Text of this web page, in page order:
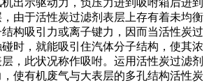
，由于活性炭过滤剂表层上存有着未均衡
构吸引力或离子键力，因而当活性炭过
时，就能吸引住汽体分子结构，使其浓
，此状况称作吸咐。运用活性炭过滤剂
使有机废气与大表层的多孔结构活性炭